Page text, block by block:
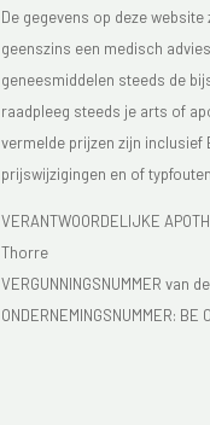
De gegevens op deze
geenszins een medisch
geneesmiddelen steeds de
raadpleeg steeds je arts of
vermelde prijzen zijn inclusief
prijswijzigingen en of
VERANTWOORDELIJKE
Thorre
VERGUNNINGSNUMMER van
ONDERNEMINGSNUMMER: BE